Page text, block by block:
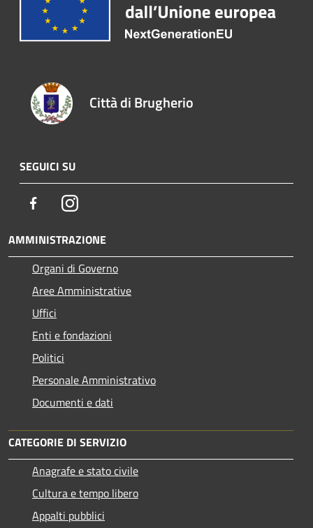
Città di Brugherio
SEGUICI SU
FacebookInstagram
AMMINISTRAZIONE
Organi di Governo
Aree Amministrative
Uffici
Enti e fondazioni
Politici
Personale Amministrativo
Documenti e dati
CATEGORIE DI SERVIZIO
Anagrafe e stato civile
Cultura e tempo libero
Appalti pubblici